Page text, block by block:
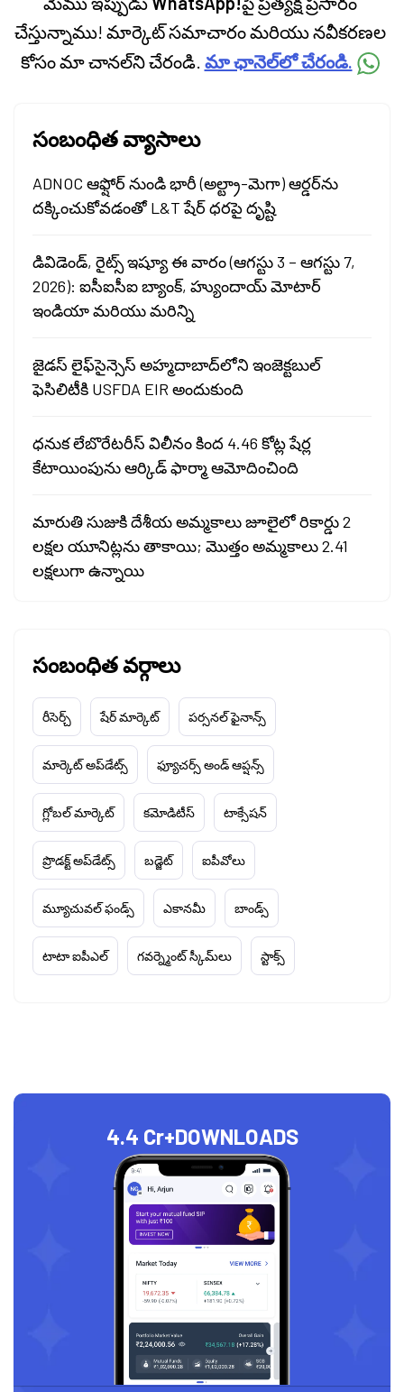
చేస్తున్నాము! మార్కెట్ సమాచారం మరియు నవీకరణల
కోసం మా చానల్‌ని చేరండి. మా ఛానెల్‌లో చేరండి.
సంబంధిత వ్యాసాలు
ADNOC ఆఫ్షోర్ నుండి భారీ (అల్ట్రా-మెగా) ఆర్డర్‌ను
దక్కించుకోవడంతో L&T షేర్ ధరపై దృష్టి
డివిడెండ్, రైట్స్ ఇష్యూ ఈ వారం (ఆగస్టు 3 – ఆగస్టు 7,
2026): ఐసీఐసీఐ బ్యాంక్, హ్యుందాయ్ మోటార్
ఇండియా మరియు మరిన్ని
జైడస్ లైఫ్‌సైన్సెస్ అహ్మదాబాద్‌లోని ఇంజెక్టబుల్
ఫెసిలిటీకి USFDA EIR అందుకుంది
ధనుక లేబొరేటరీస్ విలీనం కింద 4.46 కోట్ల షేర్ల
కేటాయింపును ఆర్కిడ్ ఫార్మా ఆమోదించింది
మారుతి సుజుకి దేశీయ అమ్మకాలు జూలైలో రికార్డు 2
లక్షల యూనిట్లను తాకాయి; మొత్తం అమ్మకాలు 2.41
లక్షలుగా ఉన్నాయి
సంబంధిత వర్గాలు
రీసెర్చ్ షేర్ మార్కెట్ పర్సనల్ ఫైనాన్స్
మార్కెట్ అప్‌డేట్స్ ఫ్యూచర్స్ అండ్ ఆప్షన్స్
గ్లోబల్ మార్కెట్ కమోడిటీస్ టాక్సేషన్
ప్రొడక్ట్ అప్‌డేట్స్ బడ్జెట్ ఐపీవోలు
మ్యూచువల్ ఫండ్స్ ఎకానమీ బాండ్స్
టాటా ఐపీఎల్ గవర్న్మెంట్ స్కీమ్‌లు స్టాక్స్
4.4 Cr+DOWNLOADS